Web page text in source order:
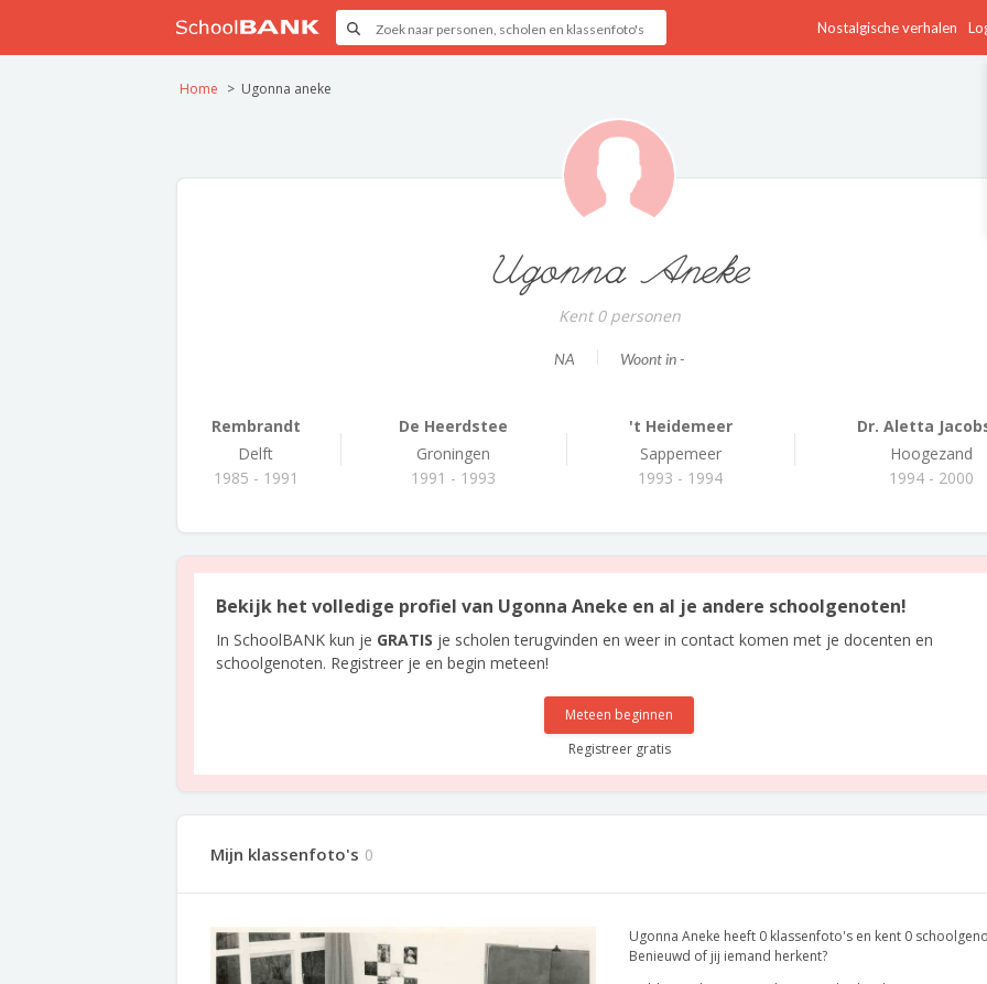
Nostalgische verhalen
Home Ugonna aneke
Ugonna Aneke
Kent 0 personen
NA Woont in -
Rembrandt
Delft
1985 - 1991
De Heerdstee
Groningen
1991 - 1993
't Heidemeer
Sappemeer
1993 - 1994
Dr. Aletta
Hoogezand
1994 - 2000
Bekijk het volledige profiel van Ugonna Aneke en al je andere schoolgenoten!
In SchoolBANK kun je GRATIS je scholen terugvinden en weer in contact komen met je docenten en
schoolgenoten. Registreer je en begin meteen!
Meteen beginnen
Registreer gratis
Mijn klassenfoto's 0
Ugonna Aneke heeft 0 klassenfoto's en kent 0
Benieuwd of jij iemand herkent?